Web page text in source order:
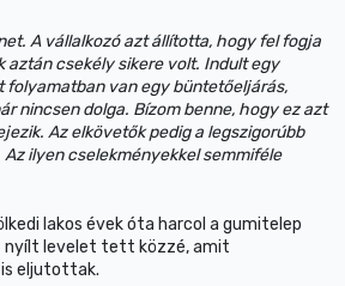
A vállalkozó azt állította, hogy fel fogja
aztán csekély sikere volt. Indult egy
folyamatban van egy büntetőeljárás,
nincsen dolga. Bízom benne, hogy ez azt
Az elkövetők pedig a legszigorúbb
ilyen cselekményekkel semmiféle
lakos évek óta harcol a gumitelep
nyílt levelet tett közzé, amit
eljutottak.